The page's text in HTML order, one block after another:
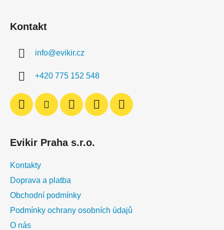
Kontakt
info@evikir.cz
+420 775 152 548
Evikir Praha s.r.o.
Kontakty
Doprava a platba
Obchodní podmínky
Podmínky ochrany osobních údajů
O nás